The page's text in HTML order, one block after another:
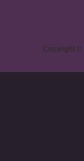
Copyright ©